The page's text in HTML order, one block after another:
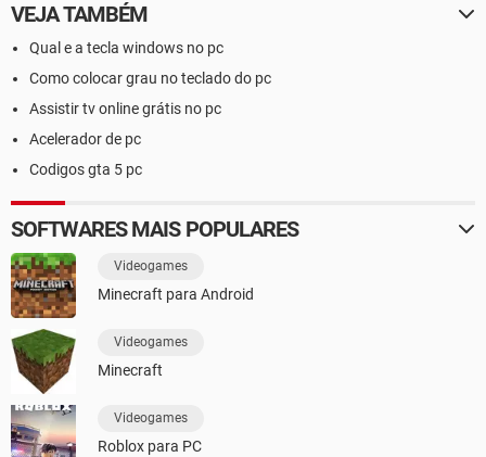
VEJA TAMBÉM
Qual e a tecla windows no pc
Como colocar grau no teclado do pc
Assistir tv online grátis no pc
Acelerador de pc
Codigos gta 5 pc
SOFTWARES MAIS POPULARES
Videogames
Minecraft para Android
Videogames
Minecraft
Videogames
Roblox para PC